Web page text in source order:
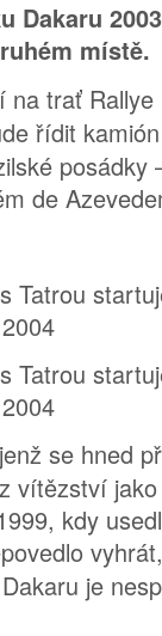
Dakaru
místě.
na trať
řídit
posádky
de
jenž se hned
vítězství
kdy
je